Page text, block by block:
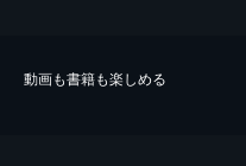
動画も書籍も楽しめる